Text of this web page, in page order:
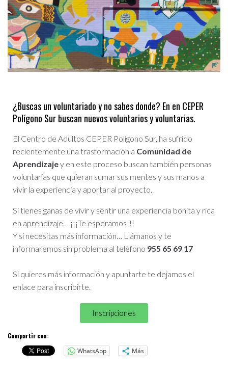
¿Buscas un voluntariado y no sabes donde? En en CEPER
Polígono Sur buscan nuevos voluntarios y voluntarias.
El Centro de Adultos CEPER Polígono Sur, ha sufrido
recientemente una trasformación a Comunidad de
Aprendizajey en este proceso buscan también personas
voluntarias que quieran sumar sus mentes y sus manos a
vivir la experiencia y aportar al proyecto.
Si tienes ganas de vivir y sentir una experiencia bonita y rica
en aprendizaje… ¡¡¡Te esperamos!!!
Y si necesitas más información… Llámanos y te
informaremos sin problema al teléfono 955 65 69 17
Si quieres más información y apuntarte te dejamos el
enlace para inscribirte.
Inscripciones
Compartir con:
WhatsApp
Más